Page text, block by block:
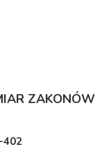
ZAKONÓW
402